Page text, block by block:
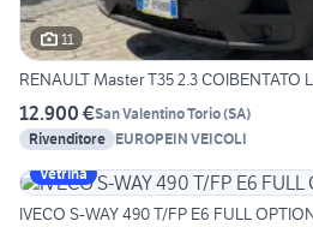
11
RENAULT Master T35 2.3 COIBENTATO
12.900 €San Valentino Torio(SA)
Rivenditore EUROPEIN VEICOLI
Vetrina
IVECO S-WAY 490 T/FP E6 FULL